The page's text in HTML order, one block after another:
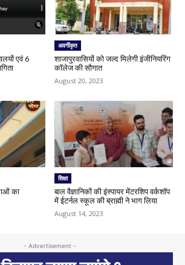
एवं 6
अवर्गीकृत
शाजापुरवासियों को जल्द मिलेगी इंजीनियरिंग
कॉलेज की सौगात
August 20, 2023
का
शिक्षा
बाल वैज्ञानिकों की इंस्पायर मेंटरशिप वर्कशॉप
में ईटर्नल स्कूल की ब्राह्मी ने भाग लिया
August 14, 2023
- Advertisement -